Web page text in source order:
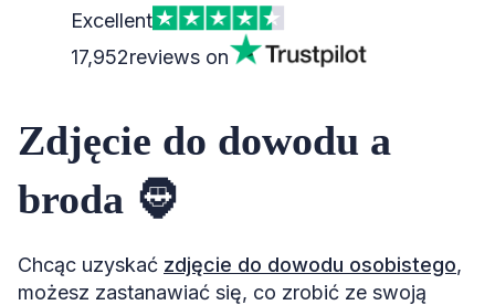
Excellent
17,952reviews on
Zdjęcie do dowodu a
broda 🧔
Chcąc uzyskać zdjęcie do dowodu osobistego,
możesz zastanawiać się, co zrobić ze swoją